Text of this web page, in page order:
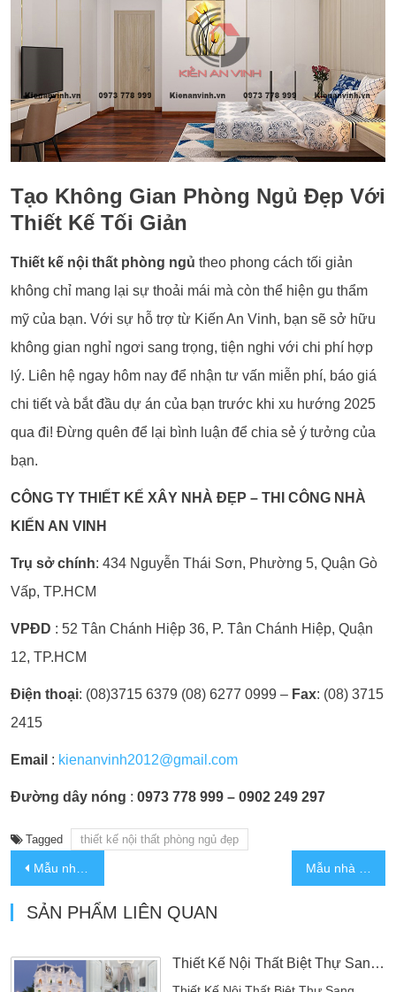
Tạo Không Gian Phòng Ngủ Đẹp Với
Thiết Kế Tối Giản
Thiết kế nội thất phòng ngủ theo phong cách tối giản
không chỉ mang lại sự thoải mái mà còn thể hiện gu thẩm
mỹ của bạn. Với sự hỗ trợ từ Kiến An Vinh, bạn sẽ sở hữu
không gian nghỉ ngơi sang trọng, tiện nghi với chi phí hợp
lý. Liên hệ ngay hôm nay để nhận tư vấn miễn phí, báo giá
chi tiết và bắt đầu dự án của bạn trước khi xu hướng 2025
qua đi! Đừng quên để lại bình luận để chia sẻ ý tưởng của
bạn.
CÔNG TY THIẾT KẾ XÂY NHÀ ĐẸP – THI CÔNG NHÀ
KIẾN AN VINH
Trụ sở chính: 434 Nguyễn Thái Sơn, Phường 5, Quận Gò
Vấp, TP.HCM
VPĐD : 52 Tân Chánh Hiệp 36, P. Tân Chánh Hiệp, Quận
12, TP.HCM
Điện thoại: (08)3715 6379 (08) 6277 0999 – Fax: (08) 3715
2415
Email : kienanvinh2012@gmail.com
Đường dây nóng : 0973 778 999 – 0902 249 297
Tagged thiết kế nội thất phòng ngủ đẹp
Mẫu nhà 5 tầng 4x14m có thang máy 4 phòng ngủ hiện đại đẹp tại Quận 11
SẢN PHẨM LIÊN QUAN
Thiết Kế Nội Thất Biệt Thự Sang Trọng – Đẳng Cấp & Tinh Tế